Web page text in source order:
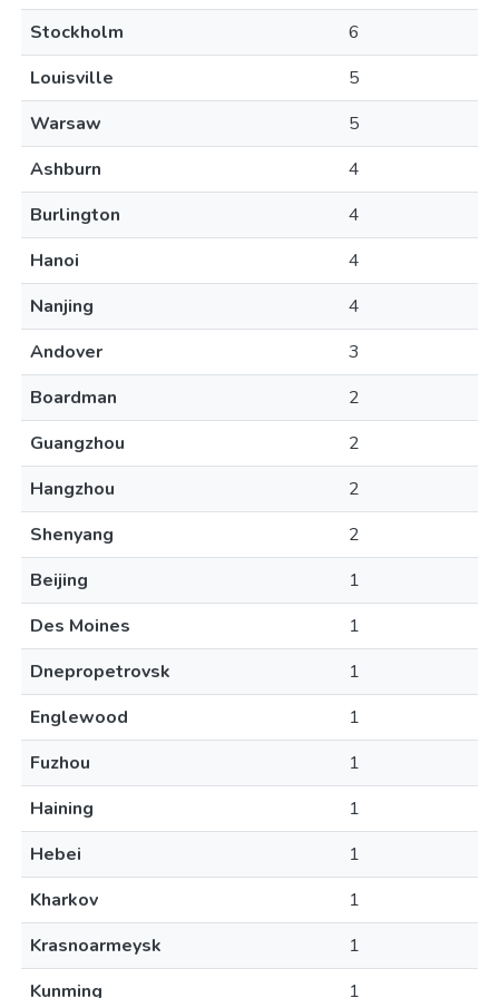
Stockholm
6
Louisville
5
Warsaw
5
Ashburn
4
Burlington
4
Hanoi
4
Nanjing
4
Andover
3
Boardman
2
Guangzhou
2
Hangzhou
2
Shenyang
2
Beijing
1
Des Moines
1
Dnepropetrovsk
1
Englewood
1
Fuzhou
1
Haining
1
Hebei
1
Kharkov
1
Krasnoarmeysk
1
Kunming
1